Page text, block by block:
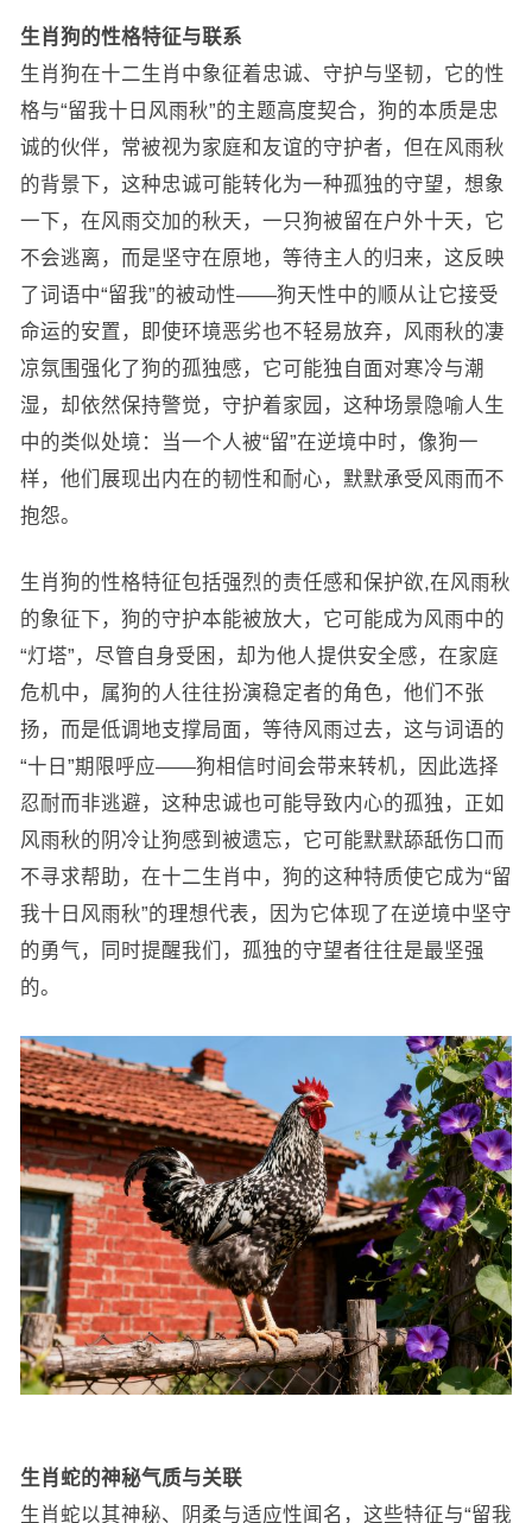
生肖狗的性格特征与联系
生肖狗在十二生肖中象征着忠诚、守护与坚韧，它的性
格与“留我十日风雨秋”的主题高度契合，狗的本质是忠
诚的伙伴，常被视为家庭和友谊的守护者，但在风雨秋
的背景下，这种忠诚可能转化为一种孤独的守望，想象
一下，在风雨交加的秋天，一只狗被留在户外十天，它
不会逃离，而是坚守在原地，等待主人的归来，这反映
了词语中“留我”的被动性——狗天性中的顺从让它接受
命运的安置，即使环境恶劣也不轻易放弃，风雨秋的凄
凉氛围强化了狗的孤独感，它可能独自面对寒冷与潮
湿，却依然保持警觉，守护着家园，这种场景隐喻人生
中的类似处境：当一个人被“留”在逆境中时，像狗一
样，他们展现出内在的韧性和耐心，默默承受风雨而不
抱怨。
生肖狗的性格特征包括强烈的责任感和保护欲,在风雨秋
的象征下，狗的守护本能被放大，它可能成为风雨中的
“灯塔”，尽管自身受困，却为他人提供安全感，在家庭
危机中，属狗的人往往扮演稳定者的角色，他们不张
扬，而是低调地支撑局面，等待风雨过去，这与词语的
“十日”期限呼应——狗相信时间会带来转机，因此选择
忍耐而非逃避，这种忠诚也可能导致内心的孤独，正如
风雨秋的阴冷让狗感到被遗忘，它可能默默舔舐伤口而
不寻求帮助，在十二生肖中，狗的这种特质使它成为“留
我十日风雨秋”的理想代表，因为它体现了在逆境中坚守
的勇气，同时提醒我们，孤独的守望者往往是最坚强
的。
生肖蛇的神秘气质与关联
生肖蛇以其神秘、阴柔与适应性闻名，这些特征与“留我